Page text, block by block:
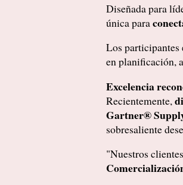
Diseñada para
única para
Los participantes
en planificación,
Excelencia
Recientemente,
Gartner®
sobresaliente
"Nuestros